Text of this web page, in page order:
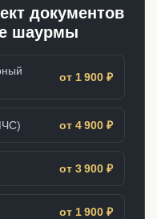
документов
шаурмы
от 1 900 ₽
от 4 900 ₽
от 3 900 ₽
от 1 900 ₽